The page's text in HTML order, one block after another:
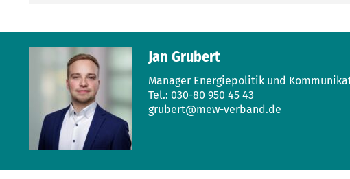
Jan Grubert
Manager Energiepolitik und
Tel.: 030-80 950 45 43
grubert@mew-verband.de